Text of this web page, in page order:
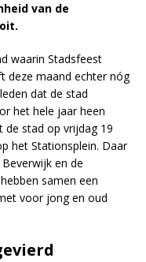
van de
waarin Stadsfeest
deze maand echter nóg
dat de stad
het hele jaar heen
de stad op vrijdag 19
het Stationsplein. Daar
en de
samen een
voor jong en oud